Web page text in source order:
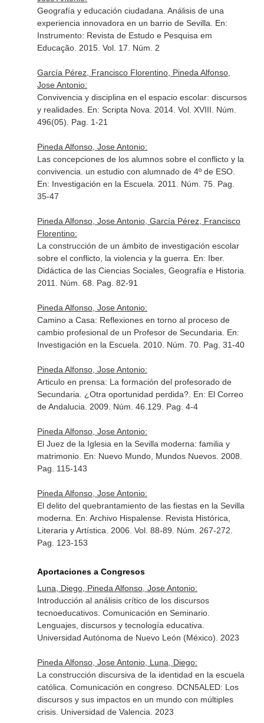
Geografía y educación ciudadana. Análisis de una
experiencia innovadora en un barrio de Sevilla. En:
Instrumento: Revista de Estudo e Pesquisa em
Educação. 2015. Vol. 17. Núm. 2
García Pérez, Francisco Florentino, Pineda Alfonso,
Jose Antonio:
Convivencia y disciplina en el espacio escolar: discursos
y realidades. En: Scripta Nova . 2014. Vol. XVIII. Núm.
496(05). Pag. 1-21
Pineda Alfonso, Jose Antonio:
Las concepciones de los alumnos sobre el conflicto y la
convivencia. un estudio con alumnado de 4º de ESO.
En: Investigación en la Escuela . 2011. Núm. 75. Pag.
35-47
Pineda Alfonso, Jose Antonio, García Pérez, Francisco
Florentino:
La construcción de un ámbito de investigación escolar
sobre el conflicto, la violencia y la guerra. En: Iber.
Didáctica de las Ciencias Sociales, Geografía e Historia
2011. Núm. 68. Pag. 82-91
Pineda Alfonso, Jose Antonio:
Camino a Casa: Reflexiones en torno al proceso de
cambio profesional de un Profesor de Secundaria. En:
Investigación en la Escuela . 2010. Núm. 70. Pag. 31-40
Pineda Alfonso, Jose Antonio:
Articulo en prensa: La formación del profesorado de
Secundaria. ¿Otra oportunidad perdida?. En: El Correo
de Andalucia . 2009. Núm. 46.129. Pag. 4-4
Pineda Alfonso, Jose Antonio:
El Juez de la Iglesia en la Sevilla moderna: familia y
matrimonio. En: Nuevo Mundo, Mundos Nuevos. 2008.
Pag. 115-143
Pineda Alfonso, Jose Antonio:
El delito del quebrantamiento de las fiestas en la Sevilla
moderna. En: Archivo Hispalense. Revista Histórica,
Literaria y Artística . 2006. Vol. 88-89. Núm. 267-272.
Pag. 123-153
Aportaciones a Congresos
Luna, Diego, Pineda Alfonso, Jose Antonio:
Introducción al análisis crítico de los discursos
tecnoeducativos. Comunicación en Seminario.
Lenguajes, discursos y tecnología educativa.
Universidad Autónoma de Nuevo León (México). 2023
Pineda Alfonso, Jose Antonio, Luna, Diego:
La construcción discursiva de la identidad en la escuela
católica. Comunicación en congreso. DCN5ALED: Los
discursos y sus impactos en un mundo con múltiples
crisis. Universidad de Valencia. 2023